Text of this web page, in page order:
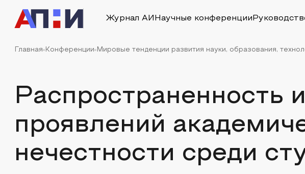
Журнал АИ Научные конференции
Главная Конференции Мировые тенденции развития науки, образования,
Распространенность
проявлений
нечестности среди